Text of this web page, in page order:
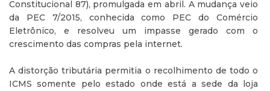
Constitucional 87), promulgada em abril. A mudança veio
da PEC 7/2015, conhecida como PEC do Comércio
Eletrônico, e resolveu um impasse gerado com o
crescimento das compras pela internet.
A distorção tributária permitia o recolhimento de todo o
ICMS somente pelo estado onde está a sede da loja